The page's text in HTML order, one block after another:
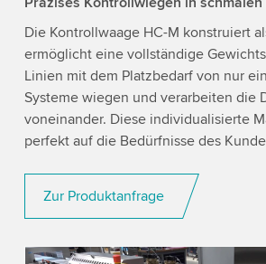
Die Kontrollwaage HC-M konstruiert
ermöglicht eine vollständige
Linien mit dem Platzbedarf von nur
Systeme wiegen und verarbeiten die
voneinander. Diese individualisierte
perfekt auf die Bedürfnisse des
Zur Produktanfrage